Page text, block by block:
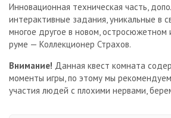
Инновационная техническая часть,
интерактивные задания, уникальные в
многое другое в новом, остросюжетном
руме — Коллекционер Страхов.
Внимание! Данная квест комната
моменты игры, по этому мы
участия людей с плохими нервами,